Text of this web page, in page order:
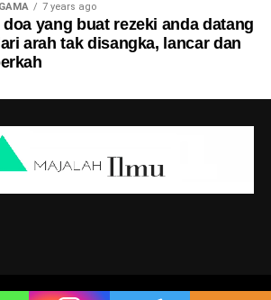
7 years ago
doa yang buat rezeki anda datang
arah tak disangka, lancar dan